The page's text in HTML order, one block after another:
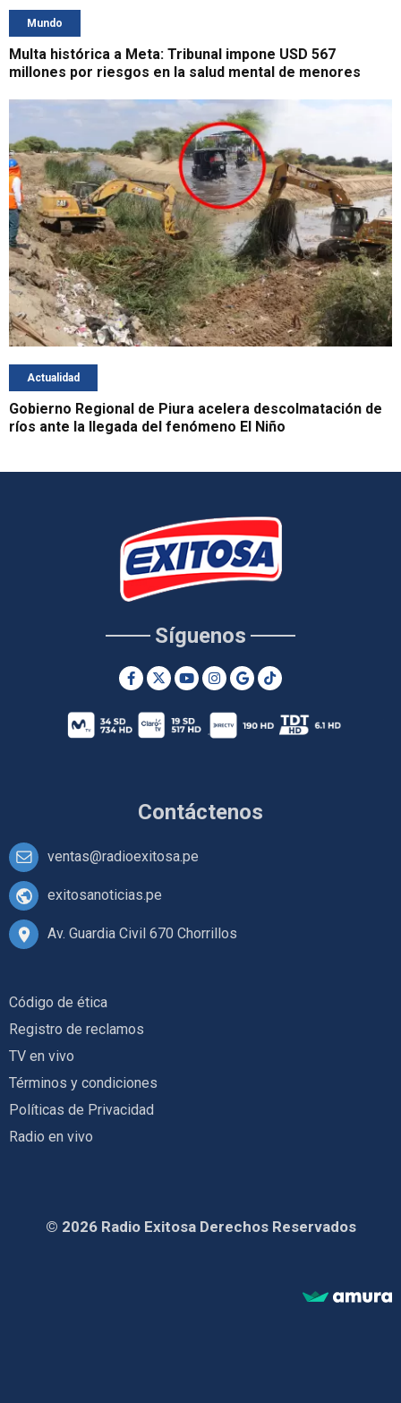
Mundo
Multa histórica a Meta: Tribunal impone USD 567
millones por riesgos en la salud mental de menores
Actualidad
Gobierno Regional de Piura acelera descolmatación de
ríos ante la llegada del fenómeno El Niño
Contáctenos
ventas@radioexitosa.pe
exitosanoticias.pe
Av. Guardia Civil 670 Chorrillos
Síguenos
Código de ética
Registro de reclamos
TV en vivo
Términos y condiciones
Políticas de Privacidad
Radio en vivo
© 2026 Radio Exitosa Derechos Reservados